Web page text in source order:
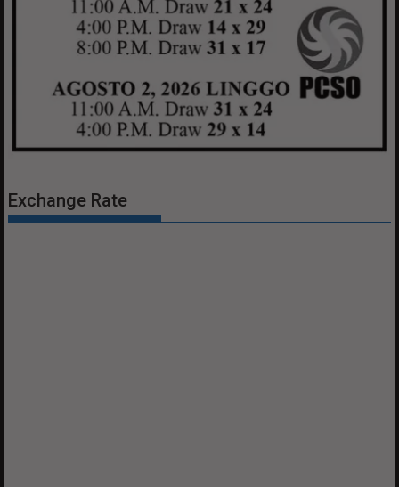
Exchange Rate